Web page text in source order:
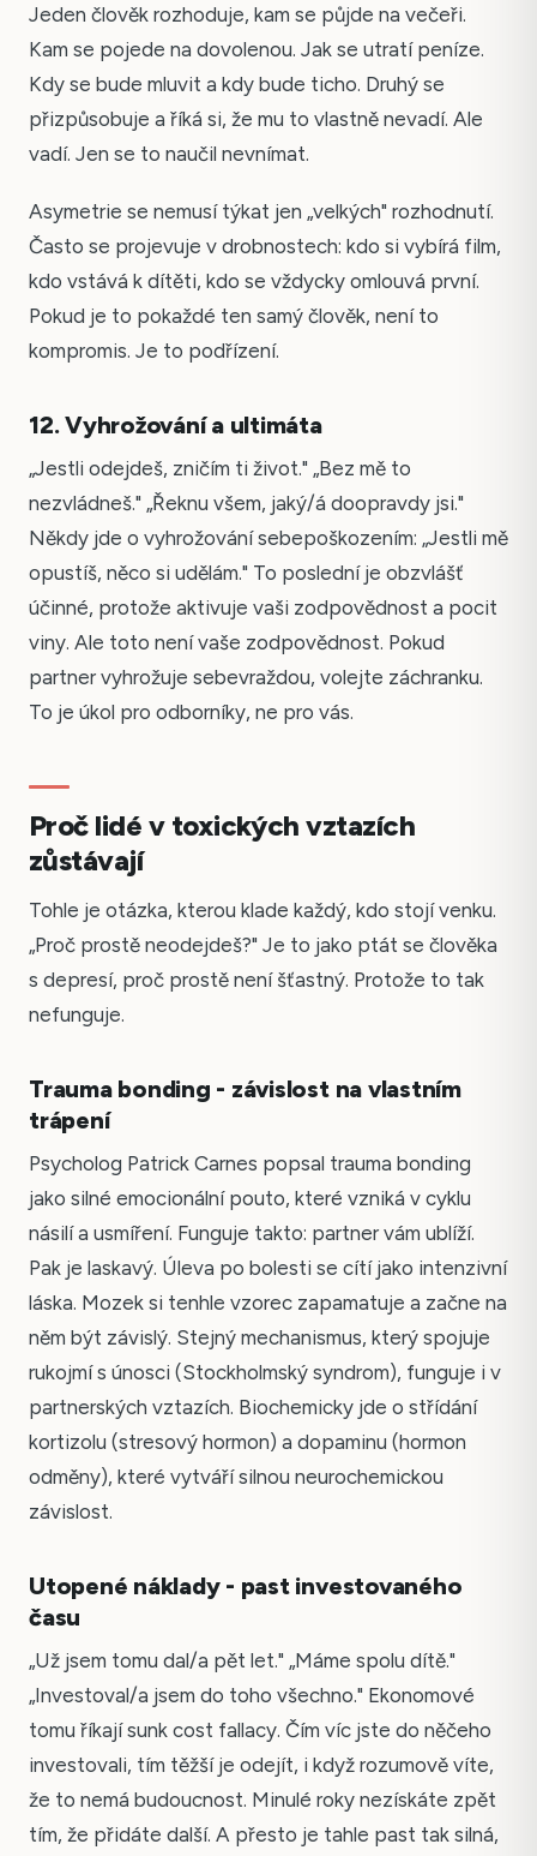
Jeden člověk rozhoduje, kam se půjde na večeři.
Kam se pojede na dovolenou. Jak se utratí peníze.
Kdy se bude mluvit a kdy bude ticho. Druhý se
přizpůsobuje a říká si, že mu to vlastně nevadí. Ale
vadí. Jen se to naučil nevnímat.
Asymetrie se nemusí týkat jen „velkých" rozhodnutí.
Často se projevuje v drobnostech: kdo si vybírá film,
kdo vstává k dítěti, kdo se vždycky omlouvá první.
Pokud je to pokaždé ten samý člověk, není to
kompromis. Je to podřízení.
12. Vyhrožování a ultimáta
„Jestli odejdeš, zničím ti život." „Bez mě to
nezvládneš." „Řeknu všem, jaký/á doopravdy jsi."
Někdy jde o vyhrožování sebepoškozením: „Jestli mě
opustíš, něco si udělám." To poslední je obzvlášť
účinné, protože aktivuje vaši zodpovědnost a pocit
viny. Ale toto není vaše zodpovědnost. Pokud
partner vyhrožuje sebevraždou, volejte záchranku.
To je úkol pro odborníky, ne pro vás.
Proč lidé v toxických vztazích
zůstávají
Tohle je otázka, kterou klade každý, kdo stojí venku.
„Proč prostě neodejdeš?" Je to jako ptát se člověka
s depresí, proč prostě není šťastný. Protože to tak
nefunguje.
Trauma bonding - závislost na vlastním
trápení
Psycholog Patrick Carnes popsal trauma bonding
jako silné emocionální pouto, které vzniká v cyklu
násilí a usmíření. Funguje takto: partner vám ublíží.
Pak je laskavý. Úleva po bolesti se cítí jako intenzivní
láska. Mozek si tenhle vzorec zapamatuje a začne na
něm být závislý. Stejný mechanismus, který spojuje
rukojmí s únosci (Stockholmský syndrom), funguje i v
partnerských vztazích. Biochemicky jde o střídání
kortizolu (stresový hormon) a dopaminu (hormon
odměny), které vytváří silnou neurochemickou
závislost.
Utopené náklady - past investovaného
času
„Už jsem tomu dal/a pět let." „Máme spolu dítě."
„Investoval/a jsem do toho všechno." Ekonomové
tomu říkají sunk cost fallacy. Čím víc jste do něčeho
investovali, tím těžší je odejít, i když rozumově víte,
že to nemá budoucnost. Minulé roky nezískáte zpět
tím, že přidáte další. A přesto je tahle past tak silná,